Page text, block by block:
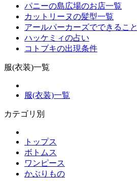
パニーの島広場のお店一覧
カットリーヌの髪型一覧
アールパーカーズでできること
ハッケミィの占い
コトブキの出現条件
服(衣装)一覧
服(衣装)一覧
カテゴリ別
トップス
ボトムス
ワンピース
かぶりもの